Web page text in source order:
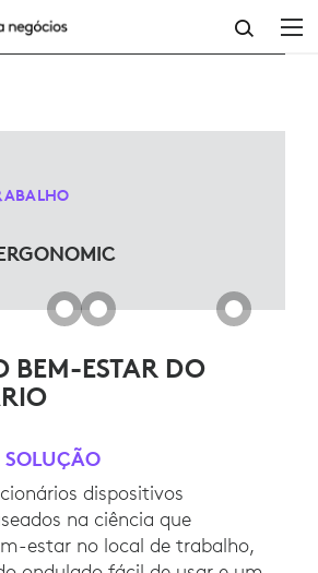
BEM-ESTAR DO
SOLUÇÃO
dispositivos
na ciência que
estar no local de trabalho,